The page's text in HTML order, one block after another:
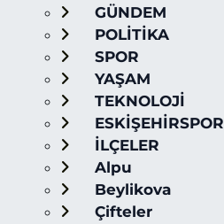
GÜNDEM
POLİTİKA
SPOR
YAŞAM
TEKNOLOJİ
ESKİŞEHİRSPOR
İLÇELER
Alpu
Beylikova
Çifteler